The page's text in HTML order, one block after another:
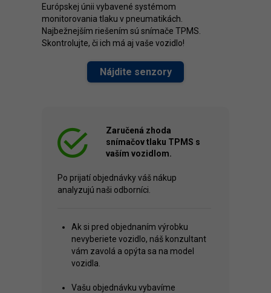
Európskej únii vybavené systémom
monitorovania tlaku v pneumatikách.
Najbežnejším riešením sú snímače TPMS.
Skontrolujte, či ich má aj vaše vozidlo!
Nájdite senzory
Zaručená zhoda
snímačov tlaku TPMS s
vaším vozidlom.
Po prijatí objednávky váš nákup
analyzujú naši odborníci.
Ak si pred objednaním výrobku
nevyberiete vozidlo, náš konzultant
vám zavolá a opýta sa na model
vozidla.
Vašu objednávku vybavíme